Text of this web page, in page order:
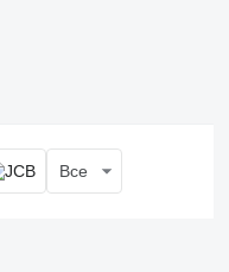
Все